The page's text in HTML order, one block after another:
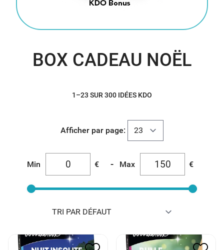
BOX CADEAU NOËL
1–23 SUR 300 IDÉES KDO
Afficher par page:
Min € - Max €
NUIT INSOLITE EN DUO *
70.00 35.00€
BULLE DE BIEN ETRE *
40.00€ 20.00€